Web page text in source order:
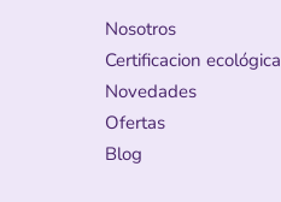
Nosotros
Certificacion ecológica
Novedades
Ofertas
Blog